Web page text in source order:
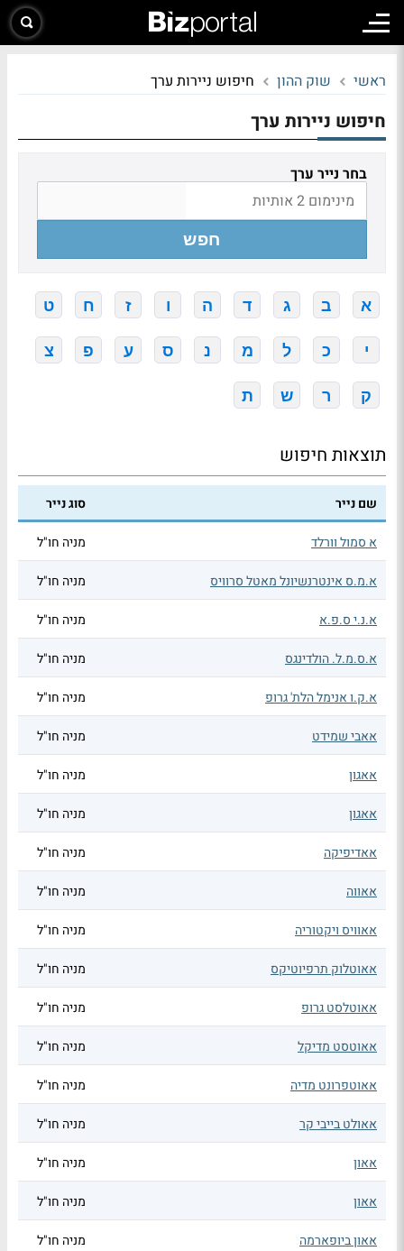
ראשי שוק ההון חיפוש ניירות ערך
חיפוש ניירות ערך
בחר נייר ערך
חפש
א ב ג ד ה ו ז ח ט
י כ ל מ נ ס ע פ צ
ק ר ש ת
תוצאות חיפוש
שם נייר סוג נייר
א סמול וורלד מניה חו"ל
א.מ.ס אינטרנשיונל מאטל סרוויס מניה חו"ל
א.נ.י ס.פ.א מניה חו"ל
א.ס.מ.ל. הולדינגס מניה חו"ל
א.ק.ו אנימל הלת' גרופ מניה חו"ל
אאבי שמידט מניה חו"ל
אאגון מניה חו"ל
אאגון מניה חו"ל
אאדיפיקה מניה חו"ל
אאווה מניה חו"ל
אאוויס ויקטוריה מניה חו"ל
אאוטלוק תרפיוטיקס מניה חו"ל
אאוטלסט גרופ מניה חו"ל
אאוטסט מדיקל מניה חו"ל
אאוטפרונט מדיה מניה חו"ל
אאולט בייבי קר מניה חו"ל
אאון מניה חו"ל
אאון מניה חו"ל
אאון ביופארמה מניה חו"ל